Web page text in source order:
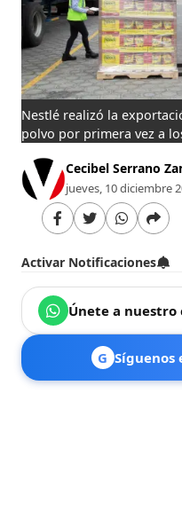
Nestlé realizó la
polvo por primera vez a
Cecibel Serrano
jueves, 10 diciembre
Activar Notificaciones
Únete a nuestro
G Síguenos